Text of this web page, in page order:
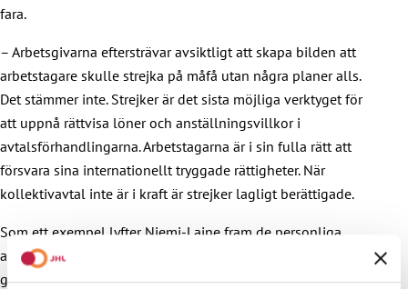
fara.
– Arbetsgivarna eftersträvar avsiktligt att skapa bilden att
arbetstagare skulle strejka på måfå utan några planer alls.
Det stämmer inte. Strejker är det sista möjliga verktyget för
att uppnå rättvisa löner och anställningsvillkor i
avtalsförhandlingarna. Arbetstagarna är i sin fulla rätt att
försvara sina internationellt tryggade rättigheter. När
kollektivavtal inte är i kraft är strejker lagligt berättigade.
Som ett exempel lyfter Niemi-Laine fram de personliga
assistenterna, som nu för första gången har varit tvungna att
gå i strejk. Assistenterna arbetar både med krävande